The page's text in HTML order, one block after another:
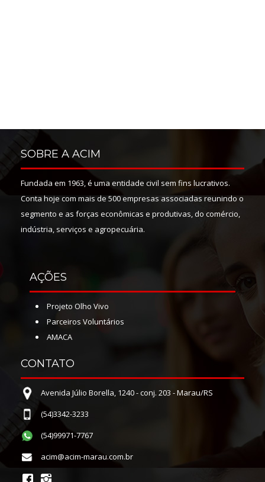
SOBRE A ACIM
Fundada em 1963, é uma entidade civil sem fins lucrativos.
Conta hoje com mais de 500 empresas associadas reunindo o
segmento e as forças econômicas e produtivas, do comércio,
indústria, serviços e agropecuária.
AÇÕES
Projeto Olho Vivo
Parceiros Voluntários
AMACA
CONTATO
Avenida Júlio Borella, 1240 - conj. 203 - Marau/RS
(54)3342-3233
(54)99971-7767
acim@acim-marau.com.br